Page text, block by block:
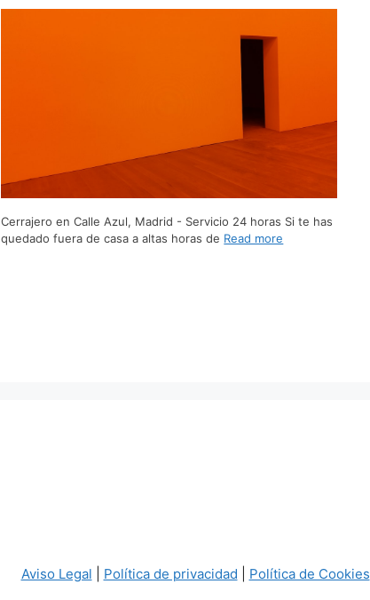
Cerrajero en Calle Azul, Madrid - Servicio 24 horas Si te has
quedado fuera de casa a altas horas de Read more
Aviso Legal Política de privacidad Política de Cookies